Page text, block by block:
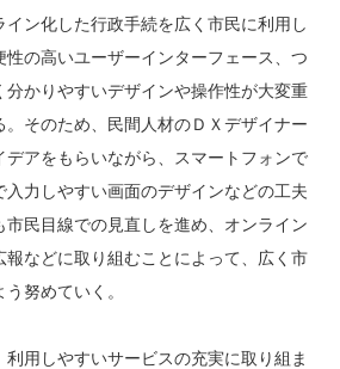
ン化した行政手続を広く市民に利用し
性の高いユーザーインターフェース、つ
分かりやすいデザインや操作性が大変重
そのため、民間人材のＤＸデザイナー
デアをもらいながら、スマートフォンで
入力しやすい画面のデザインなどの工夫
市民目線での見直しを進め、オンライン
報などに取り組むことによって、広く市
努めていく。
用しやすいサービスの充実に取り組ま